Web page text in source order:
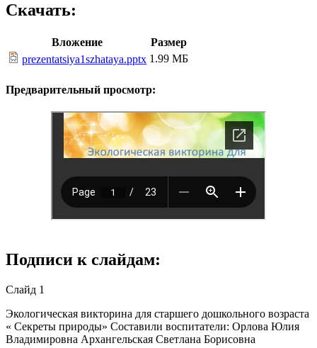
Скачать:
Вложение
Размер
prezentatsiya1szhataya.pptx 1.99 МБ
Предварительный просмотр:
Подписи к слайдам:
Слайд 1
Экологическая викторина для старшего дошкольного возраста
« Секреты природы» Составили воспитатели: Орлова Юлия
Владимировна Архангельская Светлана Борисовна